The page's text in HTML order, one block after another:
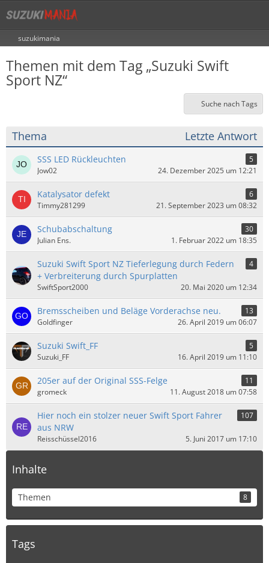
suzukimania
Themen mit dem Tag „Suzuki Swift
Sport NZ“
Suche nach Tags
Thema Letzte Antwort
SSS LED Rückleuchten
5
Jow02
24. Dezember 2025 um 12:21
Katalysator defekt
6
Timmy281299
21. September 2023 um 08:32
Schubabschaltung
30
Julian Ens.
1. Februar 2022 um 18:35
Suzuki Swift Sport NZ Tieferlegung durch Federn
+ Verbreiterung durch Spurplatten
4
SwiftSport2000 20. Mai 2020 um 12:34
Bremsscheiben und Beläge Vorderachse neu.
13
Goldfinger
26. April 2019 um 06:07
Suzuki Swift_FF
5
Suzuki_FF
16. April 2019 um 11:10
205er auf der Original SSS-Felge
11
gromeck
11. August 2018 um 07:58
Hier noch ein stolzer neuer Swift Sport Fahrer
aus NRW
107
Reisschüssel2016 5. Juni 2017 um 17:10
Inhalte
Themen 8
Tags